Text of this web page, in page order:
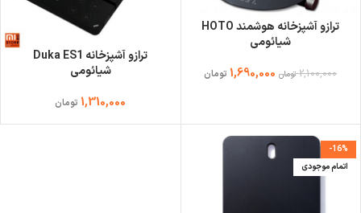
ترازو آشپزخانه هوشمند HOTO
شیائومی
2,100,000 تومان 1,690,000 تومان
ترازو آشپزخانه Duka ES1
شیائومی
1,310,000 تومان
-16%
اتمام موجودی